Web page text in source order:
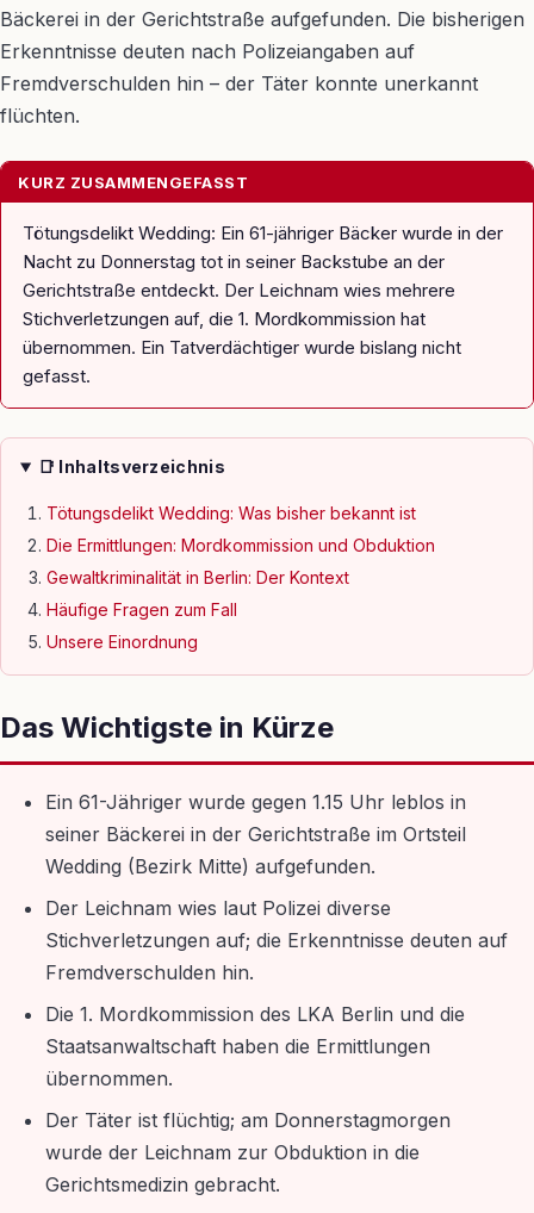
Bäckerei in der Gerichtstraße aufgefunden. Die bisherigen
Erkenntnisse deuten nach Polizeiangaben auf
Fremdverschulden hin – der Täter konnte unerkannt
flüchten.
KURZ ZUSAMMENGEFASST
Tötungsdelikt Wedding: Ein 61-jähriger Bäcker wurde in der
Nacht zu Donnerstag tot in seiner Backstube an der
Gerichtstraße entdeckt. Der Leichnam wies mehrere
Stichverletzungen auf, die 1. Mordkommission hat
übernommen. Ein Tatverdächtiger wurde bislang nicht
gefasst.
📑 Inhaltsverzeichnis
Tötungsdelikt Wedding: Was bisher bekannt ist
Die Ermittlungen: Mordkommission und Obduktion
Gewaltkriminalität in Berlin: Der Kontext
Häufige Fragen zum Fall
Unsere Einordnung
Das Wichtigste in Kürze
Ein 61-Jähriger wurde gegen 1.15 Uhr leblos in
seiner Bäckerei in der Gerichtstraße im Ortsteil
Wedding (Bezirk Mitte) aufgefunden.
Der Leichnam wies laut Polizei diverse
Stichverletzungen auf; die Erkenntnisse deuten auf
Fremdverschulden hin.
Die 1. Mordkommission des LKA Berlin und die
Staatsanwaltschaft haben die Ermittlungen
übernommen.
Der Täter ist flüchtig; am Donnerstagmorgen
wurde der Leichnam zur Obduktion in die
Gerichtsmedizin gebracht.